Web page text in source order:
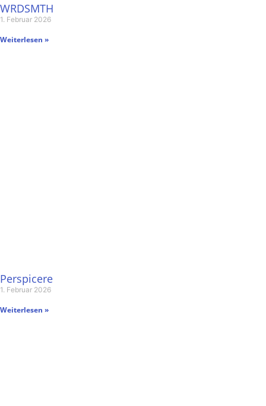
WRDSMTH
1. Februar 2026
Weiterlesen »
Perspicere
1. Februar 2026
Weiterlesen »